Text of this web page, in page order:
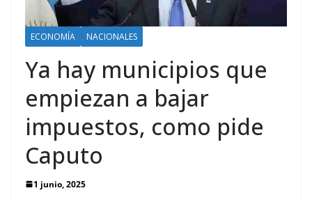
ECONOMÍA NACIONALES
Ya hay municipios que
empiezan a bajar
impuestos, como pide
Caputo
1 junio, 2025